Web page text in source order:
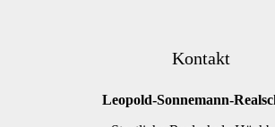
Kontakt
Leopold-Sonnemann-